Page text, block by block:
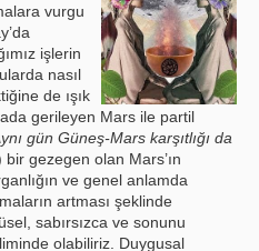
vurgu
işlerin
nasıl
de ışık
gerileyen Mars ile partil
gün Güneş-Mars karşıtlığı da
gezegen olan Mars’ın
ve genel anlamda
artması şeklinde
sabırsızca ve sonunu
olabiliriz. Duygusal